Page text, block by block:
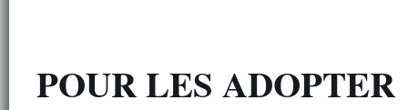
POUR LES ADOPTER